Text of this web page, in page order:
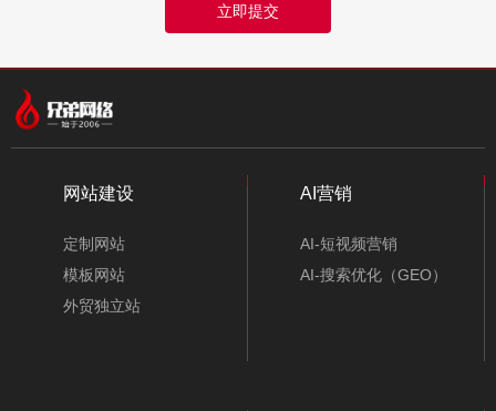
立即提交
网站建设
定制网站
模板网站
外贸独立站
AI营销
AI-短视频营销
AI-搜索优化（GEO）